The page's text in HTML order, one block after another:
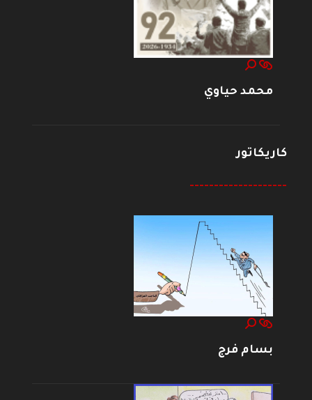
محمد حياوي
كاريكاتور
--------------------
بسام فرج